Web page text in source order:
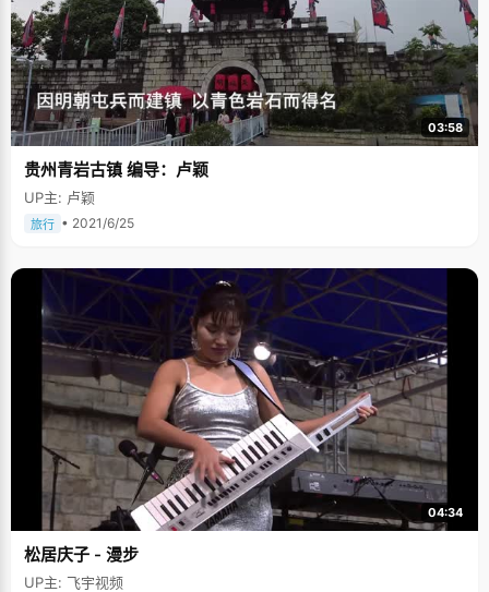
03:58
贵州青岩古镇 编导：卢颖
UP主: 卢颖
旅行 • 2021/6/25
04:34
松居庆子 - 漫步
UP主: 飞宇视频